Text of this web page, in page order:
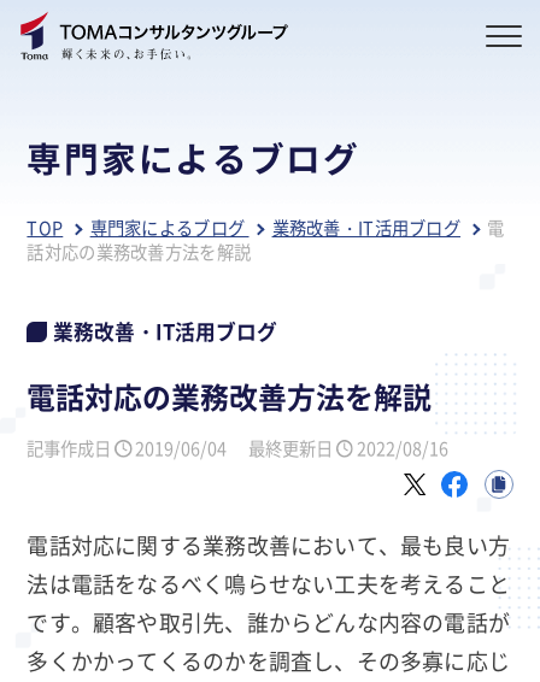
専門家によるブログ
TOP 専門家によるブログ 業務改善・IT活用ブログ
電
話対応の業務改善方法を解説
業務改善・IT活用ブログ
電話対応の業務改善方法を解説
記事作成日 2019/06/04 最終更新日 2022/08/16
電話対応に関する業務改善において、最も良い方
法は電話をなるべく鳴らせない工夫を考えること
です。顧客や取引先、誰からどんな内容の電話が
多くかかってくるのかを調査し、その多寡に応じ